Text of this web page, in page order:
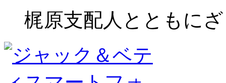
梶原支配人とともに